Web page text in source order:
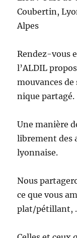
Coubertin,
Alpes
Rendez-vous
l’ALDIL
mouvances
nique partagé.
Une manière
librement des
lyonnaise.
Nous
ce que vous
plat/pétillant,